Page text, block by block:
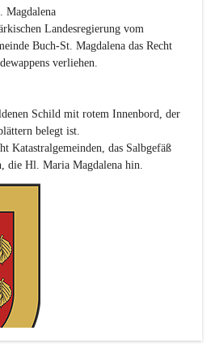
Magdalena
Landesregierung vom
Buch-St. Magdalena das Recht
verliehen.
Schild mit rotem Innenbord, der
belegt ist.
Katastralgemeinden, das Salbgefäß